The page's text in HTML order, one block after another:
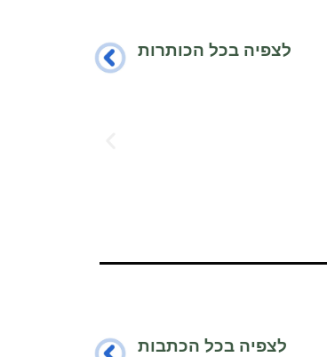
לצפיה בכל הכותרות
לצפיה בכל הכתבות